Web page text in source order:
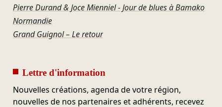
Pierre Durand & Joce Mienniel - Jour de blues à Bamako
Normandie
Grand Guignol – Le retour
Lettre d'information
Nouvelles créations, agenda de votre région,
nouvelles de nos partenaires et adhérents, recevez